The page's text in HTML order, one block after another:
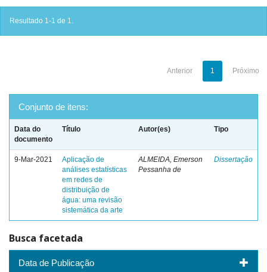
Resultado 1-1 de 1.
Anterior 1 Próximo
Conjunto de itens:
Data do
documento
Título Autor(es) Tipo
9-Mar-2021
Aplicação de
análises estatísticas
em redes de
distribuição de
água: uma revisão
sistemática da arte
ALMEIDA, Emerson
Pessanha de
Dissertação
Busca facetada
Data de Publicação